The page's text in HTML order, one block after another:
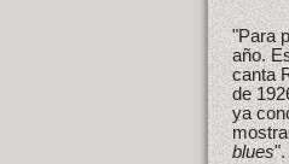
"Para
año.
canta
de
ya
blues".